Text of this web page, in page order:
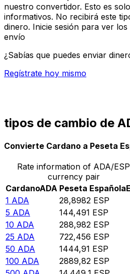
nuestro convertidor. Esto es
informativos. No recibirá este
dinero. Inicie sesión para ver
envío
¿Sabías que puedes enviar
Regístrate hoy mismo
tipos de cambio de
Convierte Cardano a Peseta
Rate information of ADA/ESP
currency pair
CardanoADA Peseta Española
1 ADA 28,8982 ESP
5 ADA 144,491 ESP
10 ADA 288,982 ESP
25 ADA 722,456 ESP
50 ADA 1444,91 ESP
100 ADA 2889,82 ESP